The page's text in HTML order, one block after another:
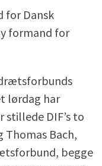
for Dansk
formand for
lørdag har
DIF’s to
Bach,
begge